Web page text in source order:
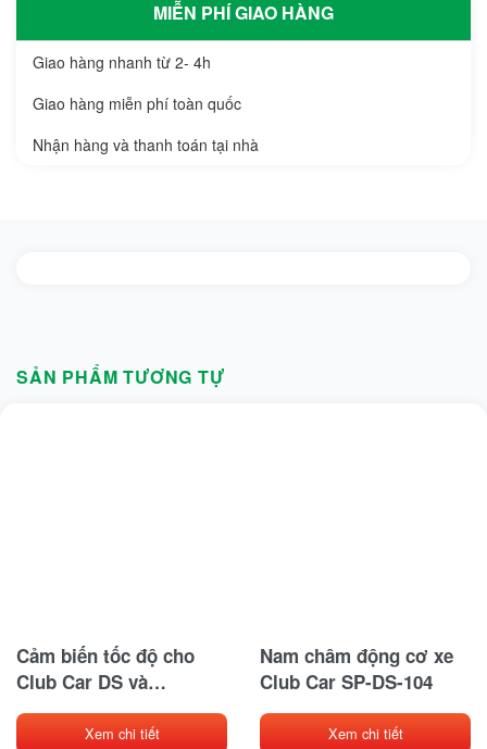
MIỄN PHÍ GIAO HÀNG
Giao hàng nhanh từ 2- 4h
Giao hàng miễn phí toàn quốc
Nhận hàng và thanh toán tại nhà
SẢN PHẨM TƯƠNG TỰ
Cảm biến tốc độ cho
Club Car DS và
Precedent từ năm 2004
trở lên PN 102265601
Xem chi tiết
Nam châm động cơ xe
Club Car SP-DS-104
Xem chi tiết